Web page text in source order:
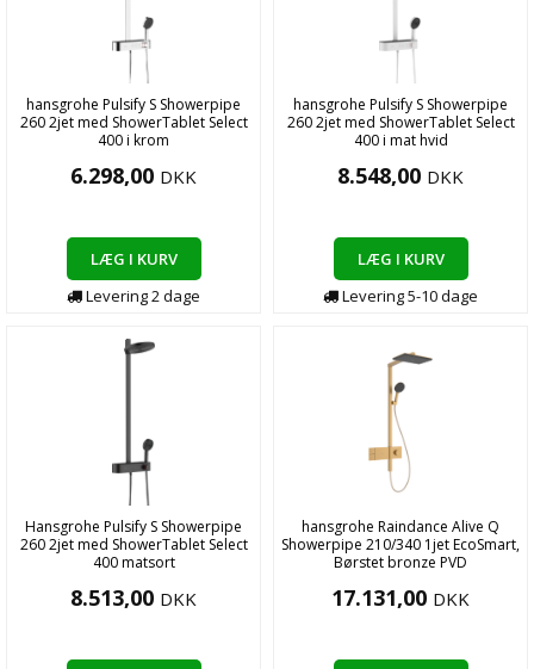
hansgrohe Pulsify S Showerpipe
260 2jet med ShowerTablet Select
400 i krom
6.298,00 DKK
LÆG I KURV
Levering2dage
hansgrohe Pulsify S Showerpipe
260 2jet med ShowerTablet Select
400 i mat hvid
8.548,00 DKK
LÆG I KURV
Levering5-10dage
Hansgrohe Pulsify S Showerpipe
260 2jet med ShowerTablet Select
400 matsort
8.513,00 DKK
hansgrohe Raindance Alive Q
Showerpipe 210/340 1jet EcoSmart,
Børstet bronze PVD
17.131,00 DKK